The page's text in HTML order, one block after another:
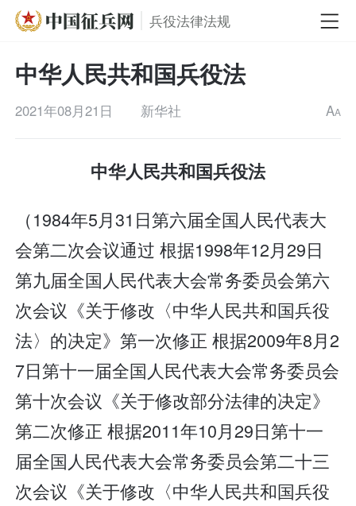
兵役法律法规
中华人民共和国兵役法
2021年08月21日 新华社 AA
中华人民共和国兵役法
（1984年5月31日第六届全国人民代表大
会第二次会议通过 根据1998年12月29日
第九届全国人民代表大会常务委员会第六
次会议《关于修改〈中华人民共和国兵役
法〉的决定》第一次修正 根据2009年8月2
7日第十一届全国人民代表大会常务委员会
第十次会议《关于修改部分法律的决定》
第二次修正 根据2011年10月29日第十一
届全国人民代表大会常务委员会第二十三
次会议《关于修改〈中华人民共和国兵役